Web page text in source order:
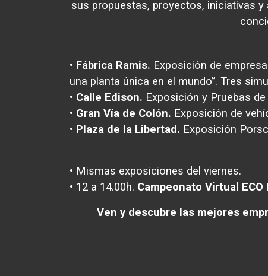
sus propuestas, proyectos, iniciativas
• Fábrica Ramis. Exposición de
una planta única en el mundo”. Tres
• Calle Edison. Exposición y Pruebas
• Gran Vía de Colón. Exposición de
• Plaza de la Libertad. Exposición
• Mismas exposiciones del viernes.
• 12 a 14.00h. Campeonato Virtual ECO
Ven y descubre las mejores